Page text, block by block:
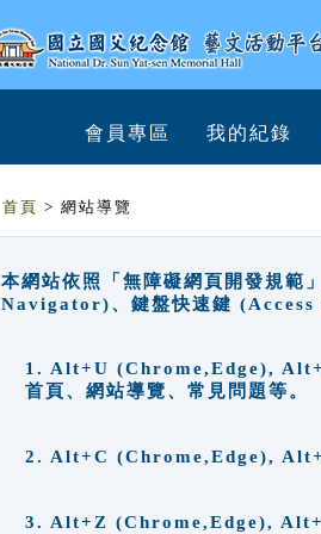
會員專區 我的紀錄
首頁 > 網站導覽
本網站依照「無障礙網頁開發規範
Navigator)、鍵盤快速鍵 (Access
1. Alt+U (Chrome,Edge),
首頁、網站導覽、常見問題等。
2. Alt+C (Chrome,Edge),
3. Alt+Z (Chrome,Edge),